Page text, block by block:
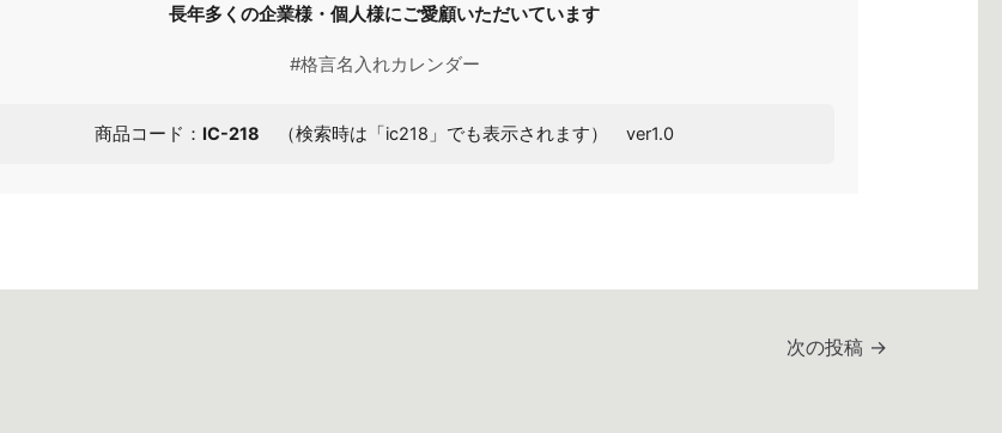
長年多くの企業様・個人様にご愛顧いただいています
#格言名入れカレンダー
商品コード： IC-218 （検索時は「ic218」でも表示されます） ver1.0
次の投稿 →